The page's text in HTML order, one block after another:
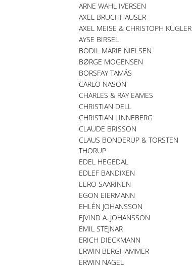
ARNE WAHL IVERSEN
AXEL BRUCHHÄUSER
AXEL MEISE & CHRISTOPH KÜGLER
AYSE BIRSEL
BODIL MARIE NIELSEN
BØRGE MOGENSEN
BORSFAY TAMÁS
CARLO NASON
CHARLES & RAY EAMES
CHRISTIAN DELL
CHRISTIAN LINNEBERG
CLAUDE BRISSON
CLAUS BONDERUP & TORSTEN
THORUP
EDEL HEGEDAL
EDLEF BANDIXEN
EERO SAARINEN
EGON EIERMANN
EHLÉN JOHANSSON
EJVIND A. JOHANSSON
EMIL STEJNAR
ERICH DIECKMANN
ERWIN BERGHAMMER
ERWIN NAGEL